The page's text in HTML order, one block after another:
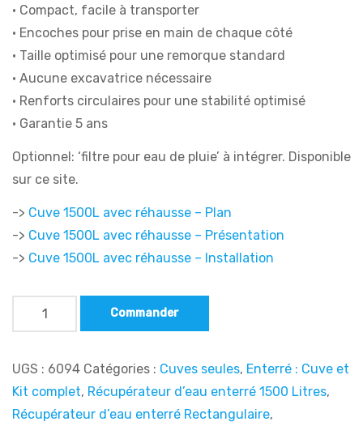
• Compact, facile à transporter
• Encoches pour prise en main de chaque côté
• Taille optimisé pour une remorque standard
• Aucune excavatrice nécessaire
• Renforts circulaires pour une stabilité optimisé
• Garantie 5 ans
Optionnel: ‘filtre pour eau de pluie’ à intégrer. Disponible
sur ce site.
-> Cuve 1500L avec réhausse – Plan
-> Cuve 1500L avec réhausse – Présentation
-> Cuve 1500L avec réhausse – Installation
Commander
UGS : 6094 Catégories : Cuves seules, Enterré : Cuve et
Kit complet, Récupérateur d’eau enterré 1500 Litres,
Récupérateur d’eau enterré Rectangulaire,